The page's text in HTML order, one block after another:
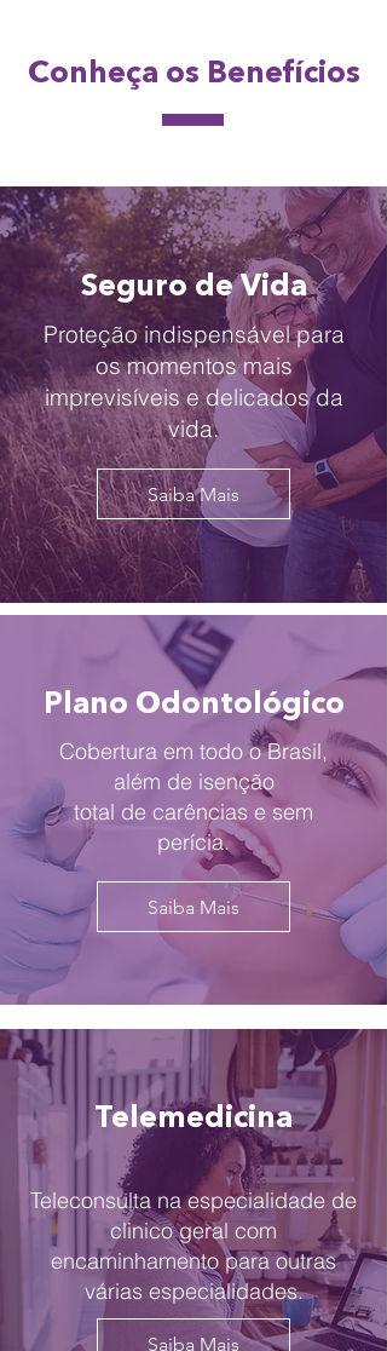
Conheça os Benefícios
Seguro de Vida
Proteção indispensável para
os momentos mais
imprevisíveis e delicados da
vida.
Saiba Mais
Plano Odontológico
Cobertura em todo o Brasil,
além de isenção
total de carências e sem
perícia.
Saiba Mais
Telemedicina
Teleconsulta na especialidade de
clinico geral com
encaminhamento para outras
várias especialidades.
Saiba Mais